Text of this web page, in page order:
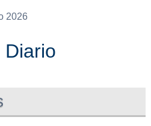
2026
Diario